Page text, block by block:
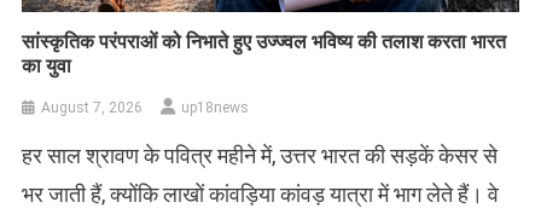
सांस्कृतिक परंपराओं को निभाते हुए उज्ज्वल भविष्य की तलाश करता भारत
का युवा
August 7, 2026 up18news
हर साल श्रावण के पवित्र महीने में, उत्तर भारत की सड़कें केसर से
भर जाती हैं, क्योंकि लाखों कांवड़िया कांवड़ यात्रा में भाग लेते हैं। वे